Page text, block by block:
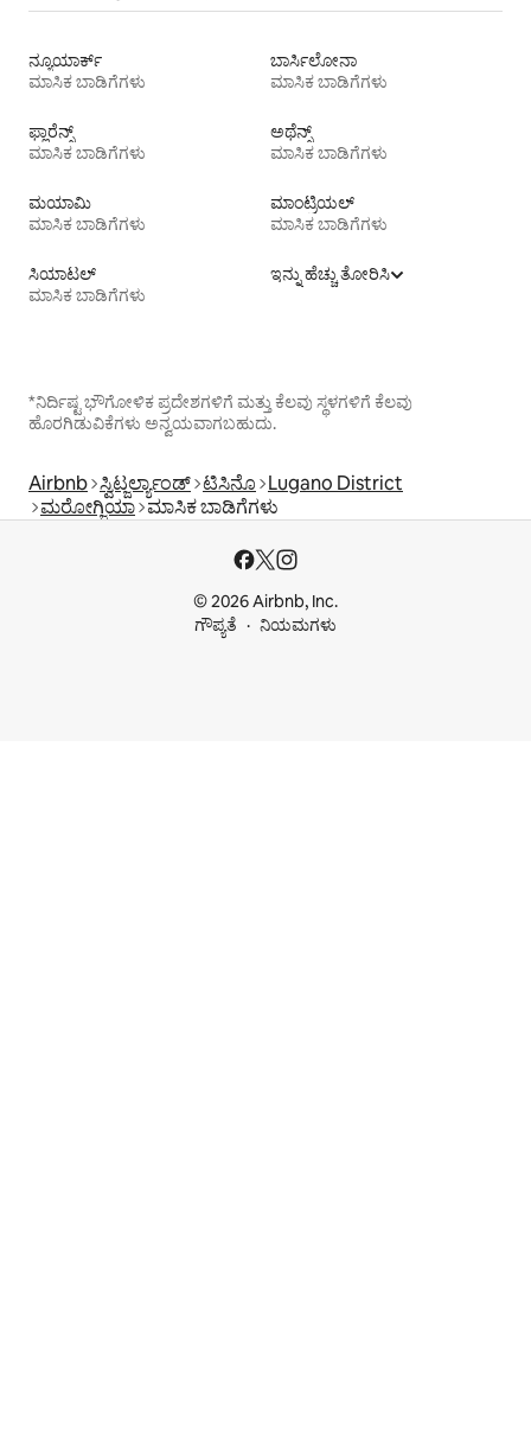
ನ್ಯೂಯಾರ್ಕ್
ಮಾಸಿಕ ಬಾಡಿಗೆಗಳು
ಬಾರ್ಸಿಲೋನಾ
ಮಾಸಿಕ ಬಾಡಿಗೆಗಳು
ಫ್ಲಾರೆನ್ಸ್
ಮಾಸಿಕ ಬಾಡಿಗೆಗಳು
ಅಥೆನ್ಸ್
ಮಾಸಿಕ ಬಾಡಿಗೆಗಳು
ಮಯಾಮಿ
ಮಾಸಿಕ ಬಾಡಿಗೆಗಳು
ಮಾಂಟ್ರಿಯಲ್
ಮಾಸಿಕ ಬಾಡಿಗೆಗಳು
ಸಿಯಾಟಲ್
ಮಾಸಿಕ ಬಾಡಿಗೆಗಳು
ಇನ್ನು ಹೆಚ್ಚು ತೋರಿಸಿ
*ನಿರ್ದಿಷ್ಟ ಭೌಗೋಳಿಕ ಪ್ರದೇಶಗಳಿಗೆ ಮತ್ತು ಕೆಲವು ಸ್ಥಳಗಳಿಗೆ ಕೆಲವು
ಹೊರಗಿಡುವಿಕೆಗಳು ಅನ್ವಯವಾಗಬಹುದು.
Airbnb ಸ್ವಿಟ್ಜರ್ಲ್ಯಾಂಡ್ ಟಿಸಿನೊ Lugano District
ಮರೋಗ್ಜಿಯಾ ಮಾಸಿಕ ಬಾಡಿಗೆಗಳು
© 2026 Airbnb, Inc.
ಗೌಪ್ಯತೆ
ನಿಯಮಗಳು